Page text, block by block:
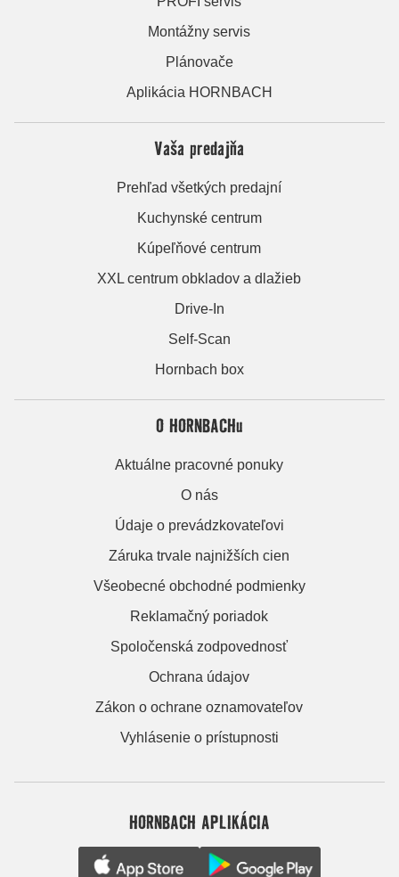
Montážny servis
Plánovače
Aplikácia HORNBACH
Vaša predajňa
Prehľad všetkých predajní
Kuchynské centrum
Kúpeľňové centrum
XXL centrum obkladov a dlažieb
Drive-In
Self-Scan
Hornbach box
O HORNBACHu
Aktuálne pracovné ponuky
O nás
Údaje o prevádzkovateľovi
Záruka trvale najnižších cien
Všeobecné obchodné podmienky
Reklamačný poriadok
Spoločenská zodpovednosť
Ochrana údajov
Zákon o ochrane oznamovateľov
Vyhlásenie o prístupnosti
HORNBACH APLIKÁCIA